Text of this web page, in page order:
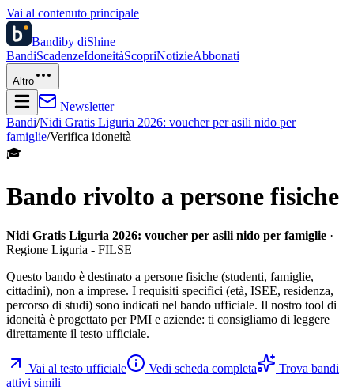
Vai al contenuto principale
Bandiby diShine
BandiScadenzeIdoneitàScopriNotizieAbbonati
Altro
Newsletter
Bandi/Nidi Gratis Liguria 2026: voucher per asili nido per
famiglie/Verifica idoneità
🎓
Bando rivolto a persone fisiche
Nidi Gratis Liguria 2026: voucher per asili nido per famiglie ·
Regione Liguria - FILSE
Questo bando è destinato a persone fisiche (studenti, famiglie,
cittadini), non a imprese. I requisiti specifici (età, ISEE, residenza,
percorso di studi) sono indicati nel bando ufficiale. Il nostro tool di
idoneità è progettato per PMI e aziende: ti consigliamo di leggere
direttamente il testo ufficiale.
Vai al testo ufficiale Vedi scheda completa
Trova bandi
attivi simili